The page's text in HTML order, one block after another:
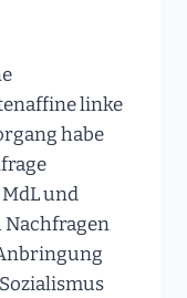
linke
habe
und
Nachfragen